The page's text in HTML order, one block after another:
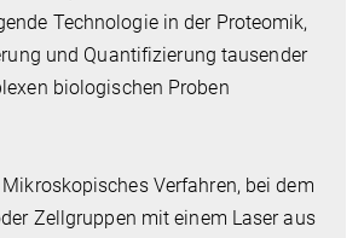
Technologie in der Proteomik,
und Quantifizierung tausender
biologischen Proben
Mikroskopisches Verfahren, bei dem
Zellgruppen mit einem Laser aus